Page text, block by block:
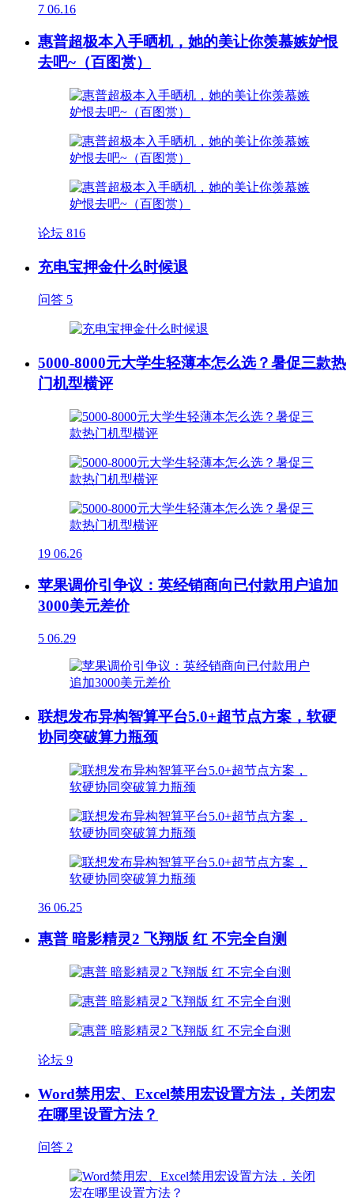
7 06.16
惠普超极本入手晒机，她的美让你羡慕嫉妒恨
去吧~（百图赏）
论坛 816
充电宝押金什么时候退
问答 5
5000-8000元大学生轻薄本怎么选？暑促三款热
门机型横评
19 06.26
苹果调价引争议：英经销商向已付款用户追加
3000美元差价
5 06.29
联想发布异构智算平台5.0+超节点方案，软硬
协同突破算力瓶颈
36 06.25
惠普 暗影精灵2 飞翔版 红 不完全自测
论坛 9
Word禁用宏、Excel禁用宏设置方法，关闭宏
在哪里设置方法？
问答 2